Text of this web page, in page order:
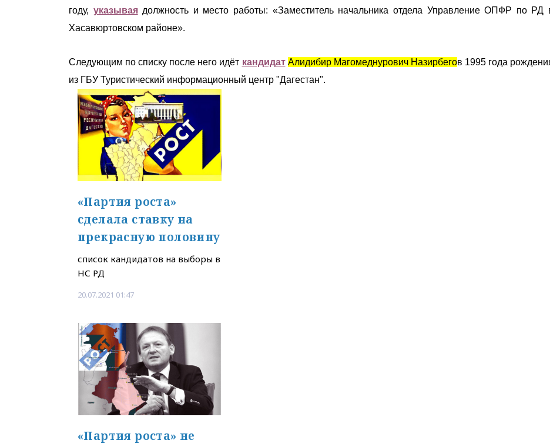
году, указываядолжность и место работы: «Заместитель начальника отдела Управление ОПФР по РД
Хасавюртовском районе».
Следующим по списку после него идёт кандидат Алидибир Магомеднурович Назирбегов 1995 года
из ГБУ Туристический информационный центр "Дагестан".
«Партия роста»
сделала ставку на
прекрасную половину
список кандидатов на выборы в
НС РД
20.07.2021 01:47
«Партия роста» не